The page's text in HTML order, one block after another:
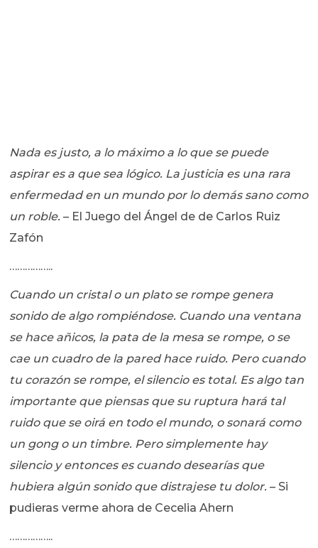
Nada es justo, a lo máximo a lo que se puede
aspirar es a que sea lógico. La justicia es una rara
enfermedad en un mundo por lo demás sano como
un roble. – El Juego del Ángel de de Carlos Ruiz
Zafón
……………..
Cuando un cristal o un plato se rompe genera
sonido de algo rompiéndose. Cuando una ventana
se hace añicos, la pata de la mesa se rompe, o se
cae un cuadro de la pared hace ruido. Pero cuando
tu corazón se rompe, el silencio es total. Es algo tan
importante que piensas que su ruptura hará tal
ruido que se oirá en todo el mundo, o sonará como
un gong o un timbre. Pero simplemente hay
silencio y entonces es cuando desearías que
hubiera algún sonido que distrajese tu dolor. – Si
pudieras verme ahora de Cecelia Ahern
……………..